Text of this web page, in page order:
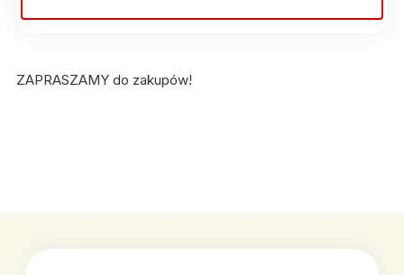
ZAPRASZAMY do zakupów!